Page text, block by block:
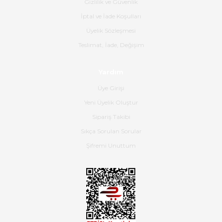
Gerçekten harika ve etkileyici
Hızlı bir şekilde elimize ulaştı
ulaştı.Ürünün paketlenmesi
gayet başarılı hasarsız bir şekilde
teslim aldım. Bu konudaki
hassasiyetleri ve Ürünün kalitesi
Gizlilik ve Güvenlik
İptal ve İade Koşulları
Üyelik Sözleşmesi
Teslimat, İade, Değişim
Üye Girişi
Yeni Üyelik Oluştur
Sipariş Takibi
Sıkça Sorulan Sorular
Şifremi Unuttum